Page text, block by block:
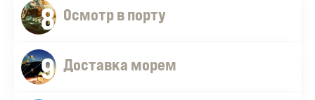
8 Осмотр в порту
9 Доставка морем